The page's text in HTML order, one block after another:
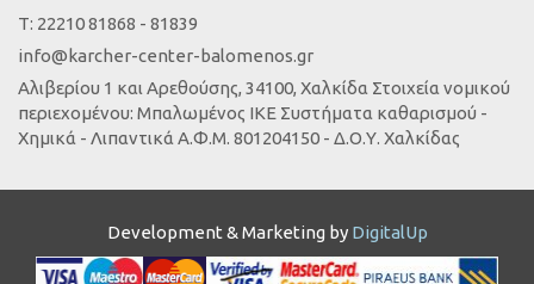
Τ: 22210 81868 - 81839
info@karcher-center-balomenos.gr
Αλιβερίου 1 και Αρεθούσης, 34100, Χαλκίδα Στοιχεία νομικού
περιεχομένου: Μπαλωμένος ΙΚΕ Συστήματα καθαρισμού -
Χημικά - Λιπαντικά Α.Φ.Μ. 801204150 - Δ.Ο.Υ. Χαλκίδας
Development & Marketing by DigitalUp